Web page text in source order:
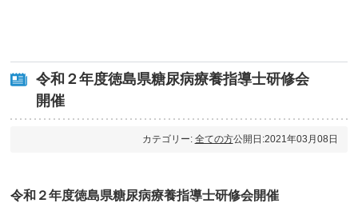
令和２年度徳島県糖尿病療養指導士研修会
開催
カテゴリー: 全ての方公開日:2021年03月08日
令和２年度徳島県糖尿病療養指導士研修会開催